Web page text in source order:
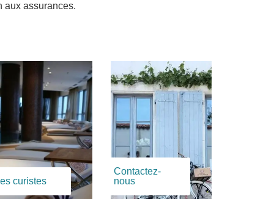
aux assurances.
curistes
Contactez-
nous